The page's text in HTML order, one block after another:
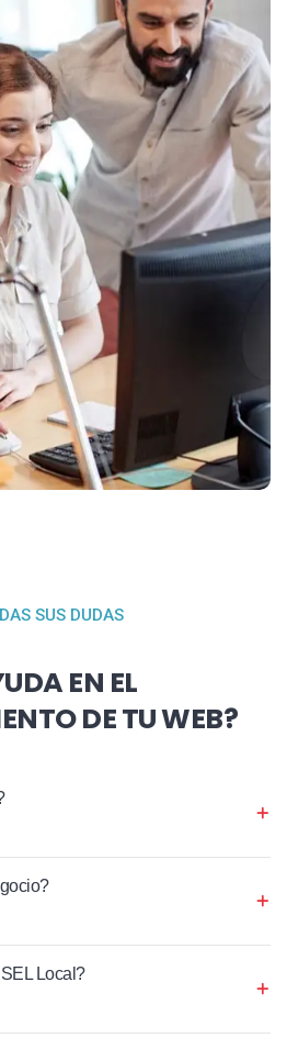
SUS DUDAS
EN EL
DE TU WEB?
Local?